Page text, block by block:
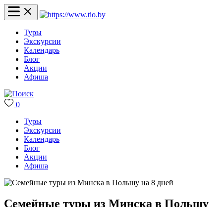
Туры
Экскурсии
Календарь
Блог
Акции
Афиша
0
Туры
Экскурсии
Календарь
Блог
Акции
Афиша
Семейные туры из Минска в Польшу